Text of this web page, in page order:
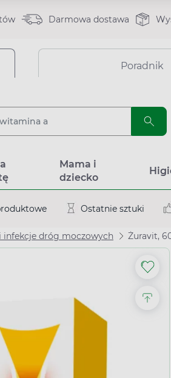
Darmowa dostawa
Poradnik
Mama i
dziecko
Ostatnie sztuki
infekcje dróg moczowych Żuravit,